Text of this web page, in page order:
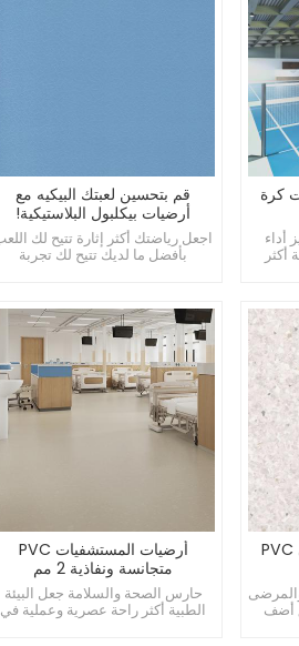
قم بتحسين لعبتك البيكيه مع
أرضيات بيكلبول البلاستيكية!
اجعل رياضتك أكثر إثارة تتيح لك
بأفضل ما لديك تتيح لك تجربة
كرة
أداء
أكثر
أرضيات المستشفيات PVC
متجانسة ونفاذية 2 مم
حارس الصحة والسلامة جعل البيئة
الطبية أكثر راحة عصرية وعملية في
أرضيات عيادة المستشفى PVC
أضف